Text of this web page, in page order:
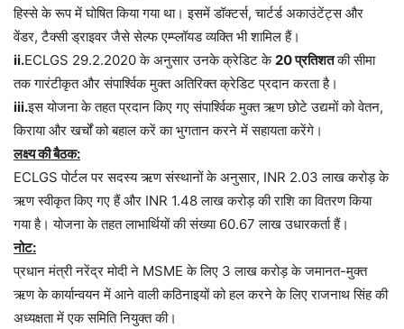
हिस्से के रूप में घोषित किया गया था। इसमें डॉक्टर्स, चार्टर्ड अकाउंटेंट्स और
वेंडर, टैक्सी ड्राइवर जैसे सेल्फ एम्प्लॉयड व्यक्ति भी शामिल हैं।
ii.ECLGS 29.2.2020 के अनुसार उनके क्रेडिट के20 प्रतिशतकी सीमा
तक गारंटीकृत और संपार्श्विक मुक्त अतिरिक्त क्रेडिट प्रदान करता है।
iii.इस योजना के तहत प्रदान किए गए संपार्श्विक मुक्त ऋण छोटे उद्यमों को वेतन,
किराया और खर्चों को बहाल करें का भुगतान करने में सहायता करेंगे।
लक्ष्य की बैठक:
ECLGS पोर्टल पर सदस्य ऋण संस्थानों के अनुसार, INR 2.03 लाख करोड़ के
ऋण स्वीकृत किए गए हैं और INR 1.48 लाख करोड़ की राशि का वितरण किया
गया है। योजना के तहत लाभार्थियों की संख्या 60.67 लाख उधारकर्ता हैं।
नोट:
प्रधान मंत्री नरेंद्र मोदी ने MSME के लिए 3 लाख करोड़ के जमानत-मुक्त
ऋण के कार्यान्वयन में आने वाली कठिनाइयों को हल करने के लिए राजनाथ सिंह की
अध्यक्षता में एक समिति नियुक्त की।